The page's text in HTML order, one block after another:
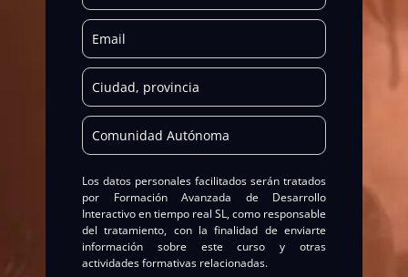
Los datos personales facilitados serán tratados
por Formación Avanzada de Desarrollo
Interactivo en tiempo real SL, como responsable
del tratamiento, con la finalidad de enviarte
información sobre este curso y otras
actividades formativas relacionadas.